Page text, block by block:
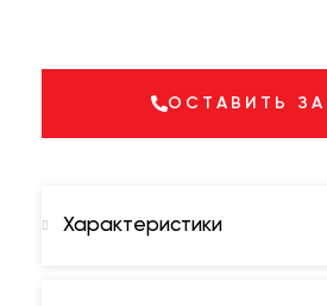
ОСТАВИТЬ
Характеристики